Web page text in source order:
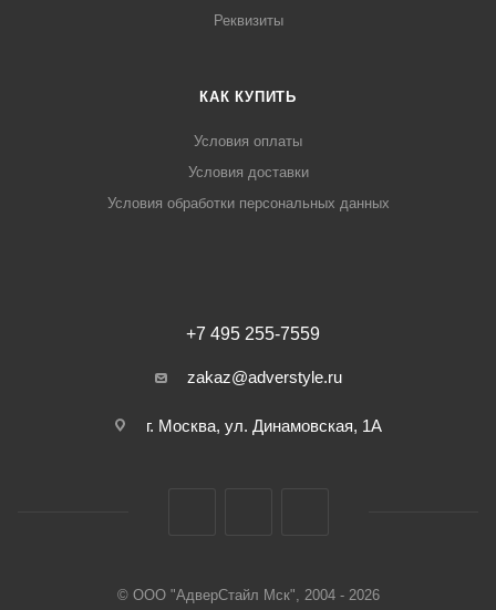
Реквизиты
КАК КУПИТЬ
Условия оплаты
Условия доставки
Условия обработки персональных данных
+7 495 255-7559
zakaz@adverstyle.ru
г. Москва, ул. Динамовская, 1А
© ООО "АдверСтайл Мск", 2004 - 2026